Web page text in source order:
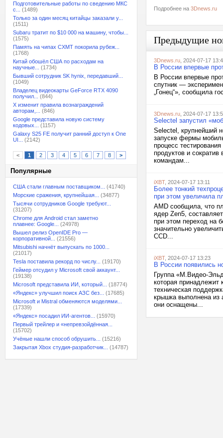
Подготовительные работы по сведению МКС
с...
(1489)
Только за один месяц китайцы заказали у...
(1511)
Subaru тратит по $10 000 на машину, чтобы...
(1575)
Память на чипах CXMT покорила рубеж...
(1768)
Китай обошёл США по расходам на
научные...
(1734)
Бывший сотрудник SK hynix, передавший...
(1049)
Владелец видеокарты GeForce RTX 4090
получил...
(844)
X изменит правила вознаграждений
авторам,...
(846)
Google представила новую систему
кодовых...
(1157)
Galaxy S25 FE получит ранний доступ к One
UI...
(2142)
< 1 2 3 4 5 6 7 8 >
Популярные
США стали главным поставщиком...
(41740)
Морские сражения, крупнейшая...
(34877)
Тысячи сотрудников Google требуют...
(31207)
Chrome для Android стал заметно
плавнее: Google...
(24978)
Вышел релиз OpenIDE Pro —
корпоративной...
(21556)
Mitsubishi начнёт выпускать по 1000...
(21017)
Tesla поставила рекорд по числу...
(19170)
Геймер отсудил у Microsoft свой аккаунт...
(19138)
Microsoft представила ИИ, который...
(18774)
«Яндекс» улучшил поиск АЗС без...
(17685)
Microsoft и Mistral обменяются моделями...
(17339)
«Яндекс» посадил ИИ-агентов...
(15970)
Первый трейлер и «непревзойдённая...
(15702)
Учёные нашли способ обрушить...
(15216)
Закрытая Xbox студия-разработчик...
(14787)
Подробнее на 3Dnews.ru
Предыдущие
3Dnews.ru , 2024-07-17
В России впервые
В России впервые
спутник —
„Гонец“», сообщила
3Dnews.ru , 2024-07-17
Selectel запустил
Selectel, крупнейший
запуске фермы
процесс
продуктов и
командам...
iXBT, 2024-07-17 13:11
Более тонкий
при этом увеличила
AMD сообщила, что
ядер Zen5,
при этом переход на
значительно
CCD...
iXBT, 2024-07-17 13:23
В России появились
Группа «М.Видео-
которая принадлежит
техническая
крышка выполнена из
они оснащены...